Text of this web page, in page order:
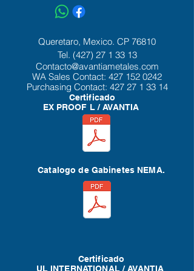
Queretaro, Mexico. CP 76810
Tel. (427) 27 1 33 13
Contacto@avantiametales.com
WA Sales Contact: 427 152 0242
Purchasing Contact: 427 27 1 33 14
Certificado
EX PROOF L / AVANTIA
Catalogo de Gabinetes NEMA.
Certificado
UL INTERNATIONAL / AVANTIA